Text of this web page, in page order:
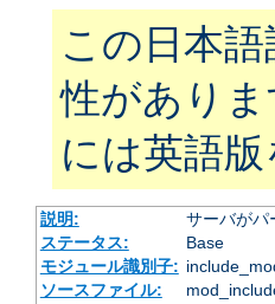
この日本
性があり
には英語
説明:
サーバがパ
ステータス:
Base
モジュール識別子:
ソースファイル: